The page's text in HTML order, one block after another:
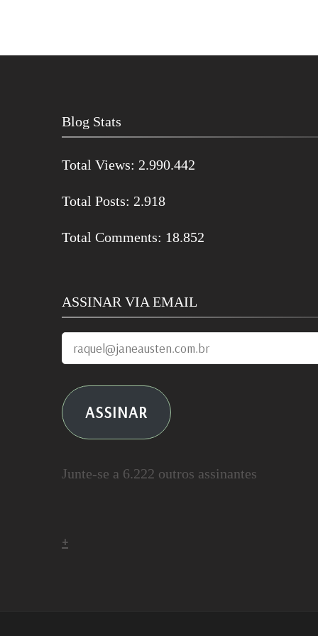
posts
Blog Stats
Total Views: 2.990.442
Total Posts: 2.918
Total Comments: 18.852
ASSINAR VIA EMAIL
raquel@janeausten.com.br
ASSINAR
Junte-se a 6.222 outros assinantes
+